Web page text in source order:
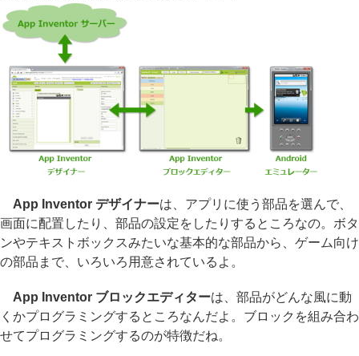
App Inventor デザイナーは、アプリに使う部品を選んで、
画面に配置したり、部品の設定をしたりするところなの。ボタ
ンやテキストボックスみたいな基本的な部品から、ゲーム向け
の部品まで、いろいろ用意されているよ。
App Inventor ブロックエディターは、部品がどんな風に動
くかプログラミングするところなんだよ。ブロックを組み合わ
せてプログラミングするのが特徴だね。